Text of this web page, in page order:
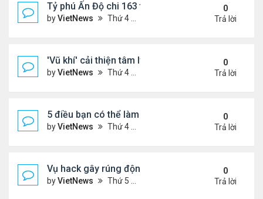
Tỷ phú Ấn Độ chi 163 triệu USD mua biệt thự đắt
byVietNews Thứ 4 Tháng 10 19, 2022 4:44 pm
0
Trả lời
'Vũ khí' cải thiện tâm lý phụ nữ tuổi mãn kinh
byVietNews Thứ 4 Tháng 10 19, 2022 4:42 pm
0
Trả lời
5 điều bạn có thể làm để thăng tiến sự nghiệp
byVietNews Thứ 4 Tháng 10 19, 2022 4:40 pm
0
Trả lời
Vụ hack gây rúng động Australia
byVietNews Thứ 5 Tháng 9 29, 2022 4:48 pm
0
Trả lời